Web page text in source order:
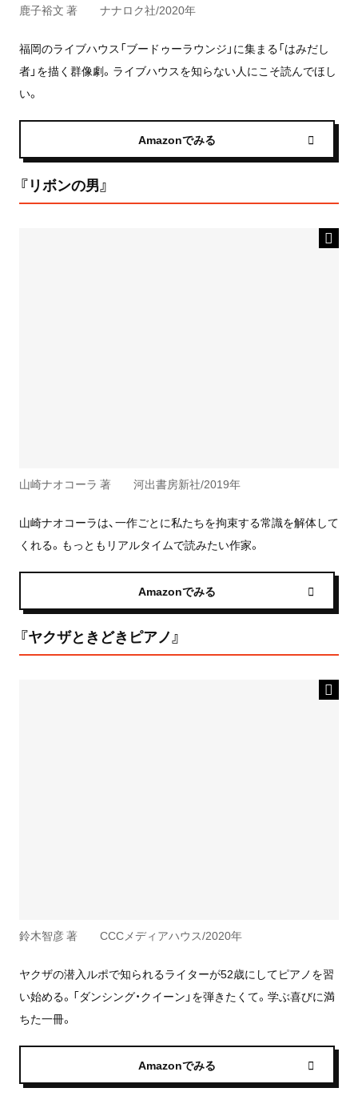
鹿子裕文 著 ナナロク社/2020年
福岡のライブハウス「ブードゥーラウンジ」に集まる「はみだし
者」を描く群像劇。ライブハウスを知らない人にこそ読んでほし
い。
Amazonでみる
『リボンの男』
山崎ナオコーラ 著 河出書房新社/2019年
山崎ナオコーラは、一作ごとに私たちを拘束する常識を解体して
くれる。もっともリアルタイムで読みたい作家。
Amazonでみる
『ヤクザときどきピアノ』
鈴木智彦 著 CCCメディアハウス/2020年
ヤクザの潜入ルポで知られるライターが52歳にしてピアノを習
い始める。「ダンシング・クイーン」を弾きたくて。学ぶ喜びに満
ちた一冊。
Amazonでみる